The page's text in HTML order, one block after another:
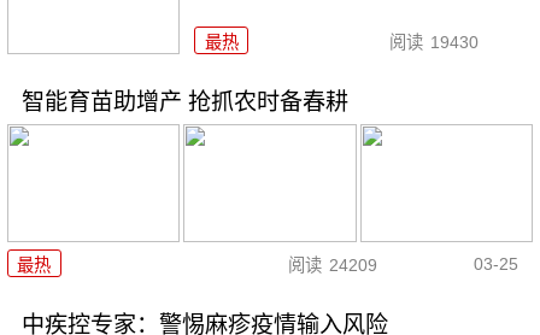
最热 阅读 19430
智能育苗助增产 抢抓农时备春耕
最热 阅读 24209 03-25
中疾控专家：警惕麻疹疫情输入风险